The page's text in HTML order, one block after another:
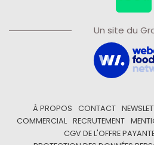
Un site du
À PROPOS CONTACT
COMMERCIAL
RECRUTEMENT
CGV DE L'OFFRE